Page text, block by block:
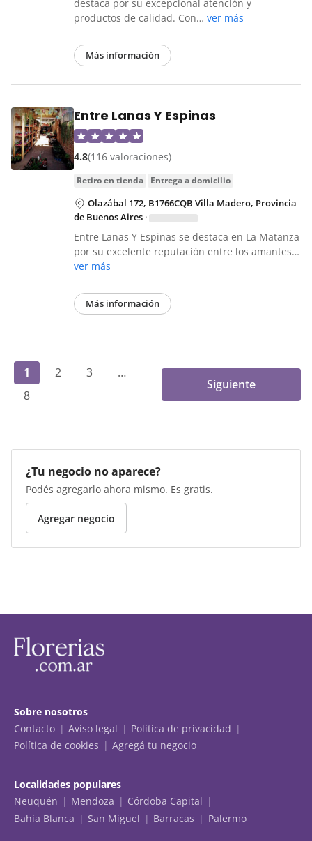
destaca por su excepcional atención y
productos de calidad. Con… ver más
Más información
Entre Lanas Y Espinas
4.8(116 valoraciones)
retiro en tienda entrega a domicilio
Olazábal 172, B1766CQB Villa Madero, Provincia
de Buenos Aires ·
Entre Lanas Y Espinas se destaca en La Matanza
por su excelente reputación entre los amantes…
ver más
Más información
1 2 3
…
8
Siguiente
¿Tu negocio no aparece?
Podés agregarlo ahora mismo. Es gratis.
Agregar negocio
Sobre nosotros
Contacto
Aviso legal
Política de privacidad
Política de cookies
Agregá tu negocio
Localidades populares
Neuquén
Mendoza
Córdoba Capital
Bahía Blanca
San Miguel Barracas Palermo